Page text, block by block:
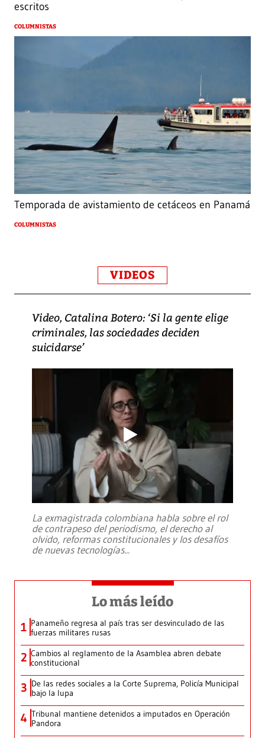
escritos
COLUMNISTAS
Temporada de avistamiento de cetáceos en Panamá
COLUMNISTAS
VIDEOS
Video, Catalina Botero: ‘Si la gente elige
criminales, las sociedades deciden
suicidarse’
La exmagistrada colombiana habla sobre el rol
de contrapeso del periodismo, el derecho al
olvido, reformas constitucionales y los desafíos
de nuevas tecnologías...
Lo más leído
1 Panameño regresa al país tras ser desvinculado de las
fuerzas militares rusas
2 Cambios al reglamento de la Asamblea abren debate
constitucional
3 De las redes sociales a la Corte Suprema, Policía Municipal
bajo la lupa
4 Tribunal mantiene detenidos a imputados en Operación
Pandora